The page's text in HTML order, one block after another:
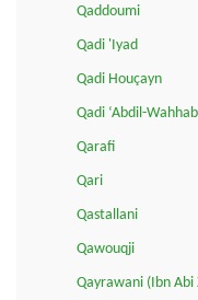
Qaddoumi
Qadi 'Iyad
Qadi Houçayn
Qadi ‘Abdil-Wahhab
Qarafi
Qari
Qastallani
Qawouqji
Qayrawani (Ibn Abi